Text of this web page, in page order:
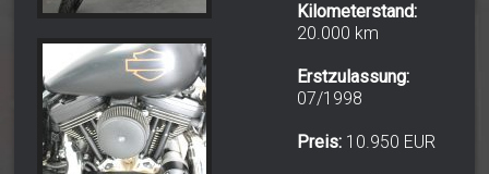
Kilometerstand:
20.000 km
Erstzulassung:
07/1998
Preis: 10.950 EUR